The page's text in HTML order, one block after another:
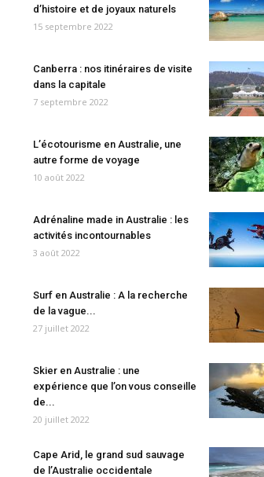
d’histoire et de joyaux naturels
15 septembre 2022
Canberra : nos itinéraires de visite
dans la capitale
7 septembre 2022
L’écotourisme en Australie, une
autre forme de voyage
10 août 2022
Adrénaline made in Australie : les
activités incontournables
3 août 2022
Surf en Australie : A la recherche
de la vague...
27 juillet 2022
Skier en Australie : une
expérience que l’on vous conseille
de...
20 juillet 2022
Cape Arid, le grand sud sauvage
de l’Australie occidentale